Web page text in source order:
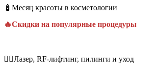
🧴Месяц красоты в косметологии
🔥Скидки на популярные процедуры
💆‍♀️Лазер, RF-лифтинг, пилинги и уход